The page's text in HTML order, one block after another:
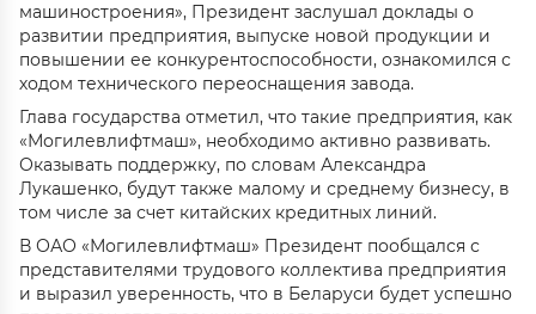
машиностроения», Президент заслушал доклады о
развитии предприятия, выпуске новой продукции и
повышении ее конкурентоспособности, ознакомился с
ходом технического переоснащения завода.
Глава государства отметил, что такие предприятия, как
«Могилевлифтмаш», необходимо активно развивать.
Оказывать поддержку, по словам Александра
Лукашенко, будут также малому и среднему бизнесу, в
том числе за счет китайских кредитных линий.
В ОАО «Могилевлифтмаш» Президент пообщался с
представителями трудового коллектива предприятия
и выразил уверенность, что в Беларуси будет успешно